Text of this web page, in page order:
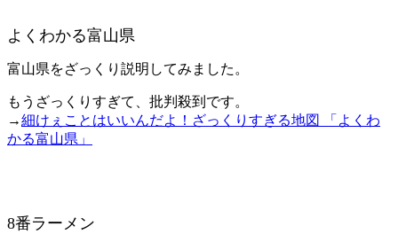
よくわかる富山県
富山県をざっくり説明してみました。
もうざっくりすぎて、批判殺到です。
→細けぇことはいいんだよ！ざっくりすぎる地図 「よくわ
かる富山県」
8番ラーメン